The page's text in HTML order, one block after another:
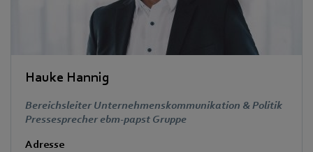
Hauke Hannig
Bereichsleiter Unternehmenskommunikation & Politik
Pressesprecher ebm-papst Gruppe
Adresse